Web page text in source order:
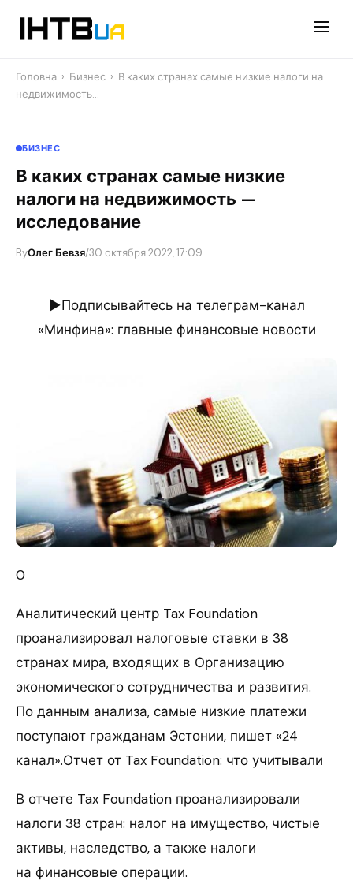
Головна › Бизнес › В каких странах самые низкие налоги на
недвижимость…
БИЗНЕС
В каких странах самые низкие
налоги на недвижимость —
исследование
ByОлег Бевзя/30 октября 2022, 17:09
►Подписывайтесь на телеграм-канал
«Минфина»: главные финансовые новости
0
Аналитический центр Tax Foundation
проанализировал налоговые ставки в 38
странах мира, входящих в Организацию
экономического сотрудничества и развития.
По данным анализа, самые низкие платежи
поступают гражданам Эстонии, пишет «24
канал».Отчет от Tax Foundation: что учитывали
В отчете Tax Foundation проанализировали
налоги 38 стран: налог на имущество, чистые
активы, наследство, а также налоги
на финансовые операции.